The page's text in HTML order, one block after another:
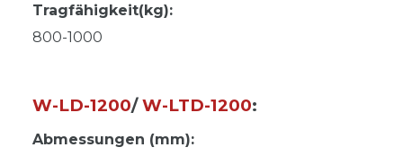
Tragfähigkeit(kg):
800-1000
W-LD-1200/W-LTD-1200:
Abmessungen (mm):